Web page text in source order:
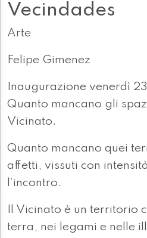
Vecindades
Arte
Felipe Gimenez
Inaugurazione venerdì
Quanto mancano gli
Vicinato.
Quanto mancano quei
affetti, vissuti con
l’incontro.
Il Vicinato è un territorio
terra, nei legami e nelle